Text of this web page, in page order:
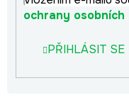
ochrany osobních
PŘIHLÁSIT SE